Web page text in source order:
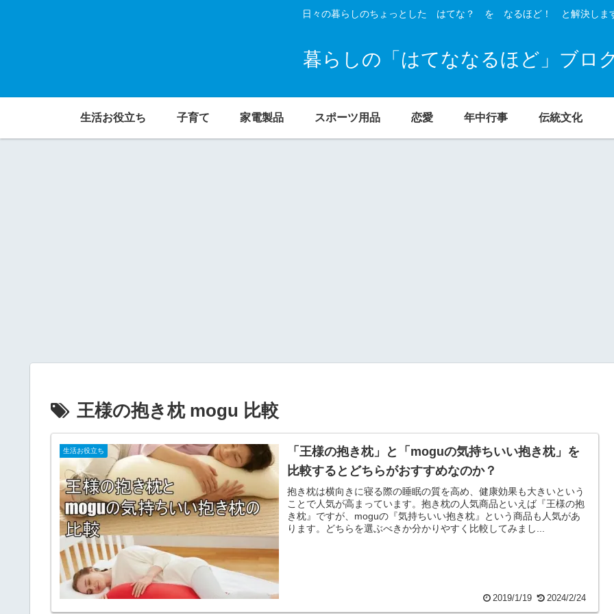
日々の暮らしのちょっとした はてな？ を なるほど！ と解決しま
暮らしの「はてななるほど」ブロ
生活お役立ち 子育て 家電製品 スポーツ用品 恋愛 年中行事 伝統文化
王様の抱き枕 mogu 比較
生活お役立ち
「王様の抱き枕」と「moguの気持ちいい抱き枕」を
比較するとどちらがおすすめなのか？
抱き枕は横向きに寝る際の睡眠の質を高め、健康効果も大きいという
ことで人気が高まっています。抱き枕の人気商品といえば『王様の抱
き枕』ですが、moguの『気持ちいい抱き枕』という商品も人気があ
ります。どちらを選ぶべきか分かりやすく比較してみまし...
2019/1/19 2024/2/24